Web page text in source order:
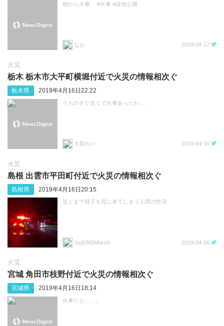
朝から火事。 #火事 #緑地公園
なお 2019-04-17
火災
栃木 栃木市大平町横堀付近で火災の情報相次ぐ
栃木県 2019年4月16日22:22
うちのすぐ近くで火事あったわ…
大島れい 2019-04-16
火災
島根 出雲市平田町付近で火災の情報相次ぐ
島根県 2019年4月16日20:15
近くまで様子を見に来てしまう人間の性🤤
Yu@365March 2019-04-16
火災
宮城 角田市枝野付近で火災の情報相次ぐ
宮城県 2019年4月16日18:14
火事だと。。。